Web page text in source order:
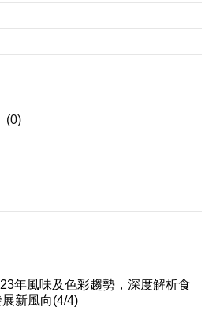
(0)
年風味及色彩趨勢，深度解析食
新風向(4/4)